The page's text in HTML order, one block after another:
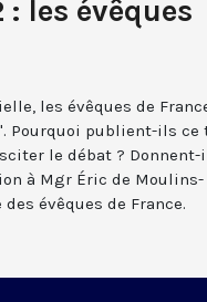
les évêques
les évêques de
Pourquoi publient-ils ce
le débat ? Donnent-
à Mgr Éric de Moulins-
évêques de France.